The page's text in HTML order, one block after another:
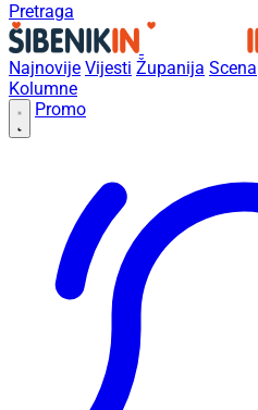
Pretraga
Najnovije Vijesti Županija Scena
Kolumne
Promo